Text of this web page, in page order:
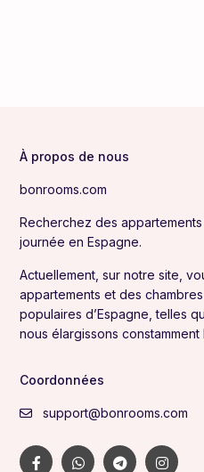
À propos de nous
bonrooms.com
Recherchez des
journée en Espagne.
Actuellement, sur notre site,
appartements et des
populaires d’Espagne, telles
nous élargissons
Coordonnées
support@bonrooms.com